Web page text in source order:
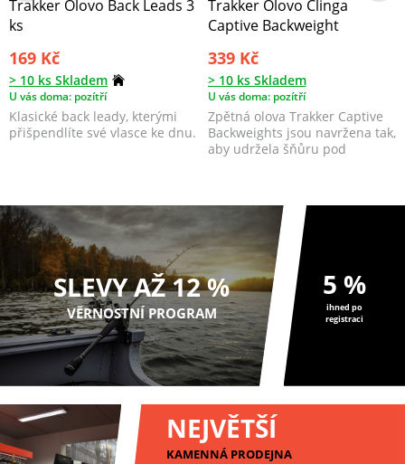
Trakker Olovo Back Leads 3
ks
169 Kč
> 10 ks Skladem
U vás doma: pozítří
Klasické back leady, kterými
přišpendlíte své vlasce ke dnu.
Trakker Olovo Clinga
Captive Backweight
339 Kč
> 10 ks Skladem
U vás doma: pozítří
Zpětná olova Trakker Captive
Backweights jsou navržena tak,
aby udržela šňůru pod
SLEVY AŽ 12 %
VĚRNOSTNÍ PROGRAM
5 %
ihned po
registraci
NEJVĚTŠÍ
KAMENNÁ PRODEJNA